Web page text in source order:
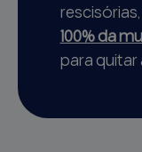
100% da
para quitar